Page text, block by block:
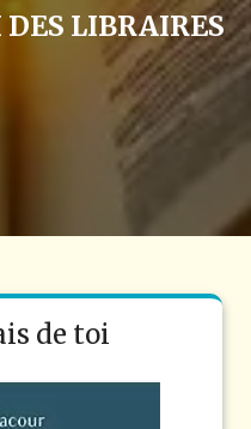
DES LIBRAIRES
de toi